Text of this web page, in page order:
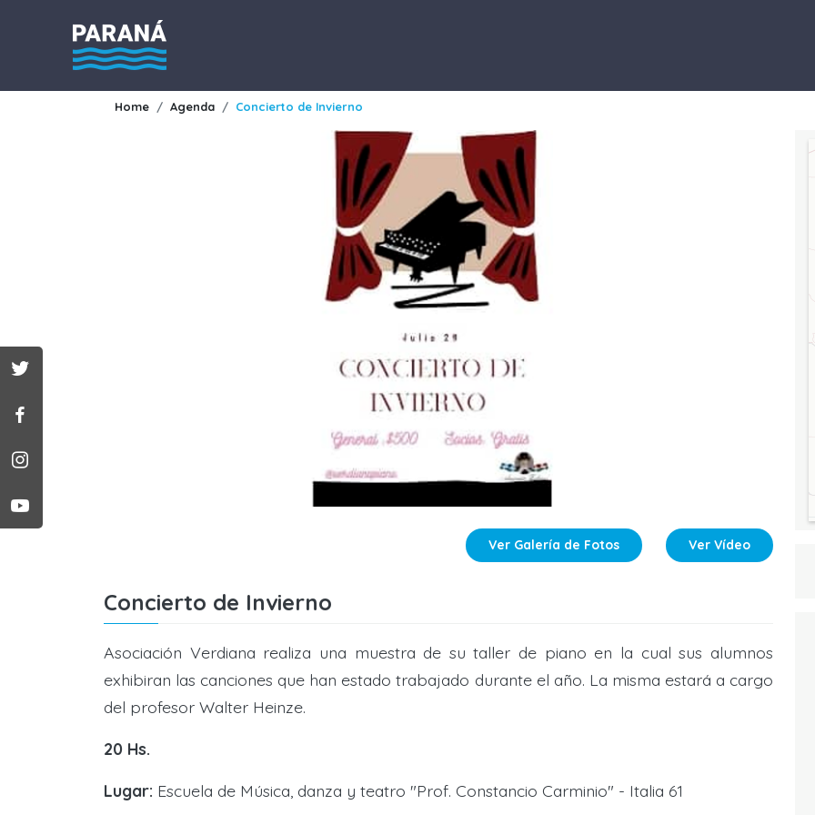
Home Agenda Concierto de Invierno
Ver Galería de Fotos Ver Vídeo
Concierto de Invierno
Asociación Verdiana realiza una muestra de su taller de piano en la cual sus alumnos
exhibiran las canciones que han estado trabajado durante el año. La misma estará a cargo
del profesor Walter Heinze.
20 Hs.
Lugar: Escuela de Música, danza y teatro "Prof. Constancio Carminio" - Italia 61